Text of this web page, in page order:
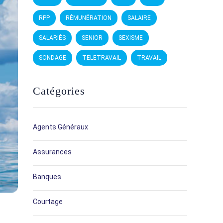
RPP RÉMUNÉRATION SALAIRE
SALARIÉS SENIOR SEXISME
SONDAGE TELETRAVAIL TRAVAIL
Catégories
Agents Généraux
Assurances
Banques
Courtage